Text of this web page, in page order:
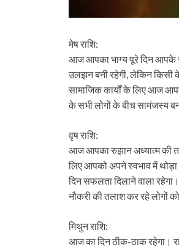
मेष राशि:
आज आपका भाग्य पूरे दिन आपके
उलझन बनी रहेगी, लेकिन किसी
सामाजिक कार्यों के लिए आज
के सभी लोगों के बीच सामंजस्य
वृष राशि:
आज आपका रुझान अध्यात्म की
लिए आपको अपने स्वभाव में थोड़ा
दिन सफलता दिलाने वाला
नौकरी की तलाश कर रहे लोगों
मिथुन राशि:
आज का दिन ठीक-ठाक रहेगा।